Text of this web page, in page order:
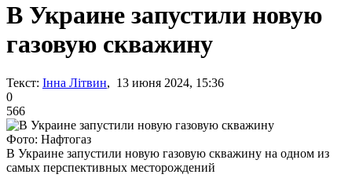
В Украине запустили новую
газовую скважину
Текст: Інна Літвин, 13 июня 2024, 15:36
0
566
Фото: Нафтогаз
В Украине запустили новую газовую скважину на одном из
самых перспективных месторождений